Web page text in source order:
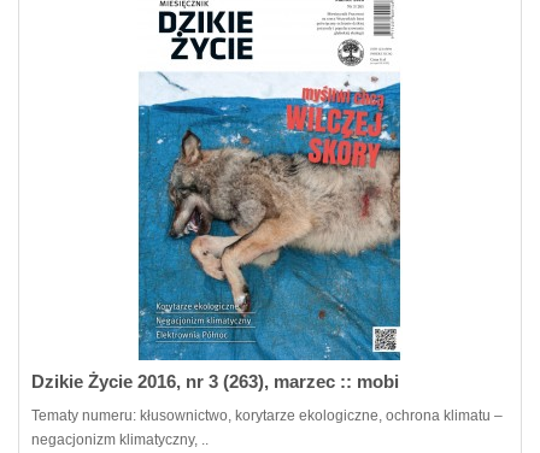
Dzikie Życie 2016, nr 3 (263), marzec :: mobi
Tematy numeru: kłusownictwo, korytarze ekologiczne, ochrona klimatu –
negacjonizm klimatyczny, ..